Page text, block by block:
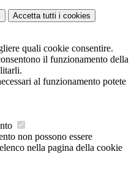
Accetta tutti i cookies
quali cookie consentire.
il funzionamento della
al funzionamento potete
non possono essere
nella pagina della cookie